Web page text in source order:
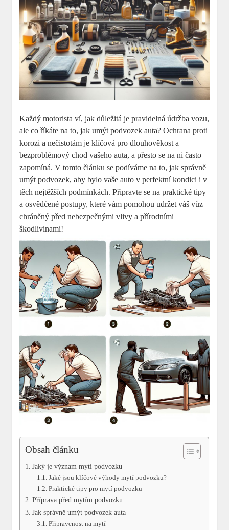
Každý motorista ví, jak důležitá je pravidelná údržba vozu,
ale co říkáte na to, jak umýt podvozek auta? Ochrana proti
korozi a nečistotám je klíčová pro dlouhověkost a
bezproblémový chod vašeho auta, a přesto se na ni často
zapomíná. V tomto článku se podíváme na to, jak správně
umýt podvozek, aby bylo vaše auto v perfektní kondici i v
těch nejtěžších podmínkách. Připravte se na praktické tipy
a osvědčené postupy, které vám pomohou udržet váš vůz
chráněný před nebezpečnými vlivy a přírodními
škodlivinami!
Obsah článku
Jaký je význam mytí podvozku
Jaké jsou klíčové výhody mytí podvozku?
Praktické tipy pro mytí podvozku
Příprava před mytím podvozku
Jak správně umýt podvozek auta
Připravenost na mytí